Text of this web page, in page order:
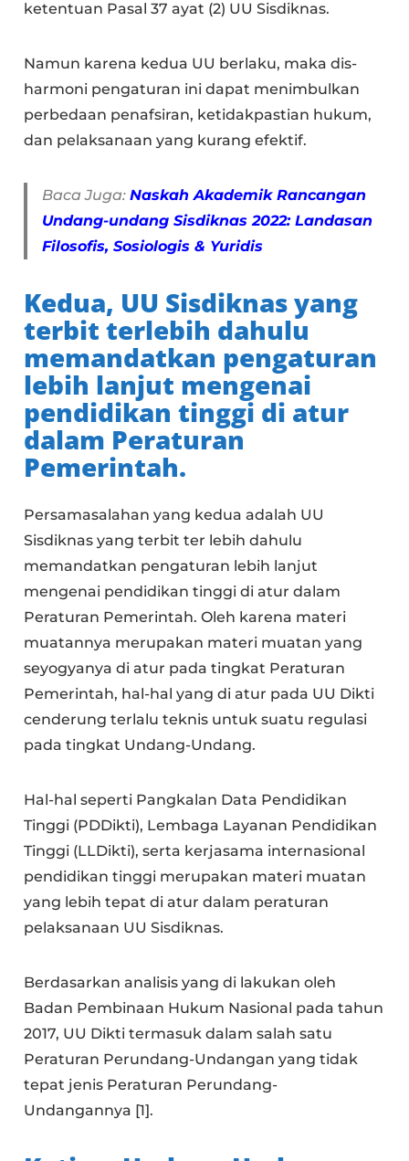
ketentuan Pasal 37 ayat (2) UU Sisdiknas.
Namun karena kedua UU berlaku, maka dis-
harmoni pengaturan ini dapat menimbulkan
perbedaan penafsiran, ketidakpastian hukum,
dan pelaksanaan yang kurang efektif.
Baca Juga:Naskah Akademik Rancangan
Undang-undang Sisdiknas 2022: Landasan
Filosofis, Sosiologis & Yuridis
Kedua, UU Sisdiknas yang
terbit terlebih dahulu
memandatkan pengaturan
lebih lanjut mengenai
pendidikan tinggi di atur
dalam Peraturan
Pemerintah.
Persamasalahan yang kedua adalah UU
Sisdiknas yang terbit ter lebih dahulu
memandatkan pengaturan lebih lanjut
mengenai pendidikan tinggi di atur dalam
Peraturan Pemerintah. Oleh karena materi
muatannya merupakan materi muatan yang
seyogyanya di atur pada tingkat Peraturan
Pemerintah, hal-hal yang di atur pada UU Dikti
cenderung terlalu teknis untuk suatu regulasi
pada tingkat Undang-Undang.
Hal-hal seperti Pangkalan Data Pendidikan
Tinggi (PDDikti), Lembaga Layanan Pendidikan
Tinggi (LLDikti), serta kerjasama internasional
pendidikan tinggi merupakan materi muatan
yang lebih tepat di atur dalam peraturan
pelaksanaan UU Sisdiknas.
Berdasarkan analisis yang di lakukan oleh
Badan Pembinaan Hukum Nasional pada tahun
2017, UU Dikti termasuk dalam salah satu
Peraturan Perundang-Undangan yang tidak
tepat jenis Peraturan Perundang-
Undangannya [1].